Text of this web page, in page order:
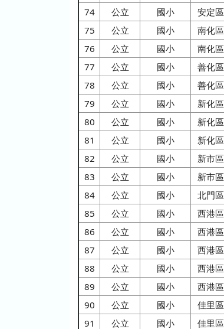
74
公立 國小 安定區
75
公立 國小 南化區
76
公立 國小 南化區
77
公立 國小 善化區
78
公立 國小 善化區
79
公立 國小 新化區
80
公立 國小 新化區
81
公立 國小 新化區
82
公立 國小 新市區
83
公立 國小 新市區
84
公立 國小 北門區
85
公立 國小 西港區
86
公立 國小 西港區
87
公立 國小 西港區
88
公立 國小 西港區
89
公立 國小 西港區
90
公立 國小 佳里區
91
公立 國小 佳里區